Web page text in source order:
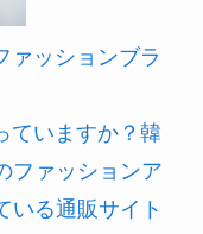
ァッションブラ
ていますか？韓
ファッションア
いる通販サイト